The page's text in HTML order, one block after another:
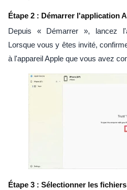
Étape 2 : Démarrer l'application
Depuis « Démarrer », lancez
Lorsque vous y êtes invité,
à l'appareil Apple que vous avez
Étape 3 : Sélectionner les